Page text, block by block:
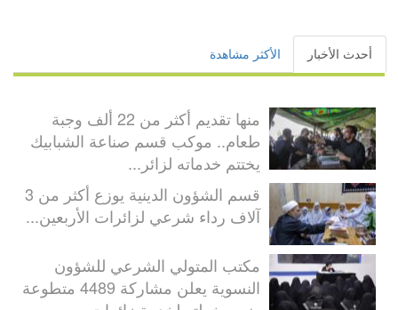
أحدث الأخبار الأكثر مشاهدة
منها تقديم أكثر من 22 ألف وجبة
طعام.. موكب قسم صناعة الشبابيك
يختتم خدماته لزائر...
قسم الشؤون الدينية يوزع أكثر من 3
آلاف رداء شرعي لزائرات الأربعين...
مكتب المتولي الشرعي للشؤون
النسوية يعلن مشاركة 4489 متطوعة